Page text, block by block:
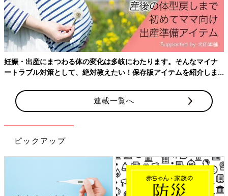
安定期に入れば安心、と思いき
や・・・。[妊婦のハッケン #1]
安定期に入れば安心、と思いきや・・・。[妊
婦のハッケン #1]２年の不妊治療の末、ついに
妊娠した私。（モヤサバ妊活連載第10回参照）
でも、妊娠検査薬で陽性だったからといって、
正常な妊娠かどうかは分かりません。まずは病
認。ピクピクと動く丸いものをエコーで見て、
「妊娠したんだ・・・！」とやっと実感しまし
た。
2018年4月に息子を出産した34歳。
「ハハのつぶやき」
Twitter(@ninputweet)
Instagram(@ninputweet)で、妊娠中から現在の育児中までのイ
ラストを、ほぼ毎日更新しています。
※この記事は、過去にたまひよONLINEで公開されたものです。
チック[妊婦のハッケ
一覧
次の話
無痛分娩（中編）：麻
酔、おかわり！[ハハに
なった日 #2]
妊娠・出産にまつわる体の変化は多岐にわたります。そんなマイナ
ートラブル対策として、絶対教えたい！保存版アイテムを紹介しま
連載一覧へ
ピックアップ